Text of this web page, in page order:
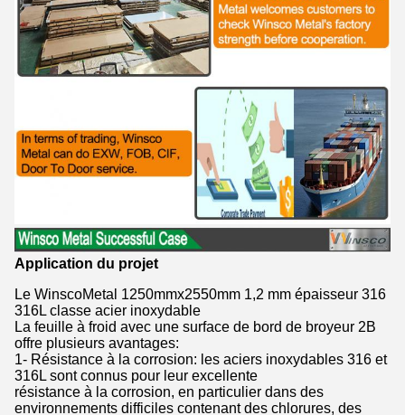
Application du projet
Le WinscoMetal 1250mmx2550mm 1,2 mm épaisseur 316
316L classe acier inoxydable
La feuille à froid avec une surface de bord de broyeur 2B
offre plusieurs avantages:
1- Résistance à la corrosion: les aciers inoxydables 316 et
316L sont connus pour leur excellente
résistance à la corrosion, en particulier dans des
environnements difficiles contenant des chlorures, des